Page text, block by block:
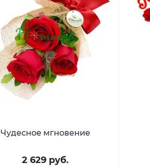
Чудесное мгновение
2 629 руб.